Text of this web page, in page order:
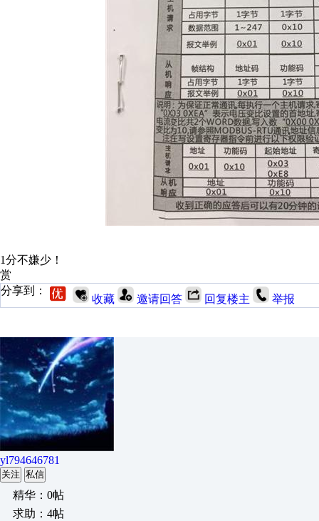
1分不嫌少！
赏
分享到：
收藏 邀请回答 回复楼主 举报
yl794646781
关注 私信
精华：0帖
求助：4帖